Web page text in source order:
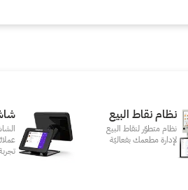
نظام نقاط البيع
نظام متطوّر لنقاط البيع
لإدارة مطعمك بفعاليّة